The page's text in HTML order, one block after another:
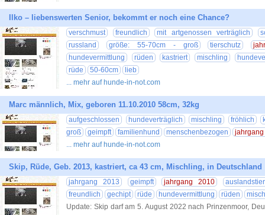
Ilko – liebenswerten Senior, bekommt er noch eine Chance?
verschmust freundlich mit artgenossen verträglich
russland
größe: 55-70cm - groß tierschutz
hundevermittlung
rüden kastriert mischling
rüde
50-60cm
lieb
... mehr auf hunde-in-not.com
Marc männlich, Mix, geboren 11.10.2010 58cm, 32kg
aufgeschlossen hundeverträglich mischling fröhlich
groß
geimpft familienhund menschenbezogen
... mehr auf hunde-in-not.com
Skip, Rüde, Geb. 2013, kastriert, ca 43 cm, Mischling, in Deutschland
jahrgang 2013 geimpft jahrgang 2010
freundlich
gechipt rüde hundevermittlung rüden
Update: Skip darf am 5. August 2022 nach Prinzenmoor,